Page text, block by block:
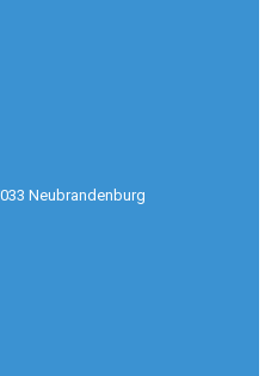
Neubrandenburg